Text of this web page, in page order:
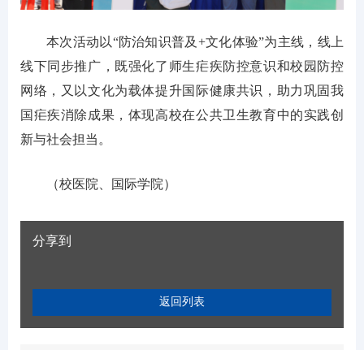
本次活动以“防治知识普及+文化体验”为主线，线上
线下同步推广，既强化了师生疟疾防控意识和校园防控
网络，又以文化为载体提升国际健康共识，助力巩固我
国疟疾消除成果，体现高校在公共卫生教育中的实践创
新与社会担当。
（校医院、国际学院）
分享到
返回列表